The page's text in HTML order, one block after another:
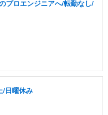
プロエンジニアへ/転勤なし/
/日曜休み